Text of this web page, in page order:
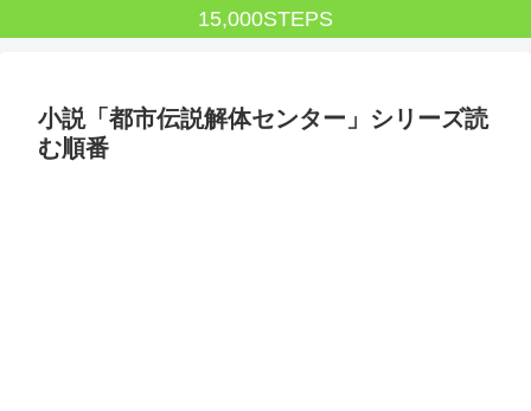
15,000STEPS
小説「都市伝説解体センター」シリーズ読
む順番